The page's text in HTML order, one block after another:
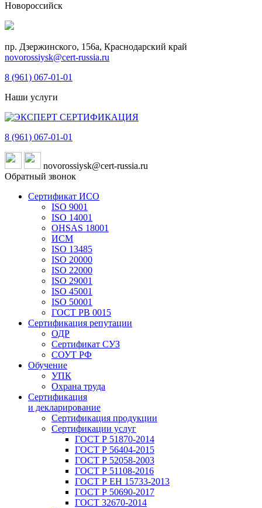
Новороссийск
пр. Дзержинского, 156a, Краснодарский край
novorossiysk@cert-russia.ru
8 (961) 067-01-01
Наши услуги
8 (961) 067-01-01
novorossiysk@cert-russia.ru
Обратный звонок
Сертификат ИСО
ISO 9001
ISO 14001
OHSAS 18001
ИСМ
ISO 13485
ISO 20000
ISO 22000
ISO 29001
ISO 45001
ISO 50001
ГОСТ РВ 0015
Сертификация репутации
ОДР
Сертификат СУЗ
СОУТ РФ
Обучение
УПК
Охрана труда
Сертификация
и декларирование
Сертификация продукции
Сертификации услуг
ГОСТ Р 51870-2014
ГОСТ Р 56404-2015
ГОСТ Р 52058-2003
ГОСТ Р 51108-2016
ГОСТ Р ЕН 15733-2013
ГОСТ Р 50690-2017
ГОСТ 32670-2014